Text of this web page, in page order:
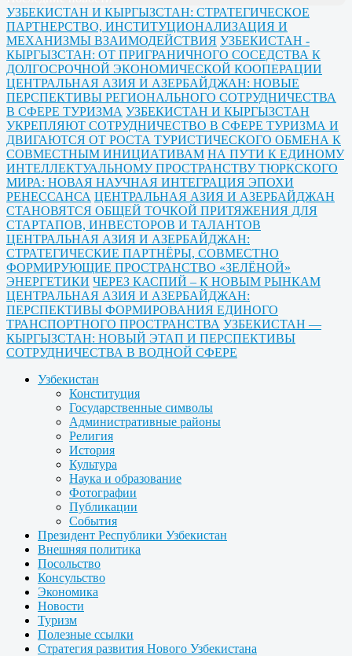
УЗБЕКИСТАН И КЫРГЫЗСТАН: СТРАТЕГИЧЕСКОЕ
ПАРТНЕРСТВО, ИНСТИТУЦИОНАЛИЗАЦИЯ И
МЕХАНИЗМЫ ВЗАИМОДЕЙСТВИЯ УЗБЕКИСТАН -
КЫРГЫЗСТАН: ОТ ПРИГРАНИЧНОГО СОСЕДСТВА К
ДОЛГОСРОЧНОЙ ЭКОНОМИЧЕСКОЙ КООПЕРАЦИИ
ЦЕНТРАЛЬНАЯ АЗИЯ И АЗЕРБАЙДЖАН: НОВЫЕ
ПЕРСПЕКТИВЫ РЕГИОНАЛЬНОГО СОТРУДНИЧЕСТВА
В СФЕРЕ ТУРИЗМА УЗБЕКИСТАН И КЫРГЫЗСТАН
УКРЕПЛЯЮТ СОТРУДНИЧЕСТВО В СФЕРЕ ТУРИЗМА И
ДВИГАЮТСЯ ОТ РОСТА ТУРИСТИЧЕСКОГО ОБМЕНА К
СОВМЕСТНЫМ ИНИЦИАТИВАМ НА ПУТИ К ЕДИНОМУ
ИНТЕЛЛЕКТУАЛЬНОМУ ПРОСТРАНСТВУ ТЮРКСКОГО
МИРА: НОВАЯ НАУЧНАЯ ИНТЕГРАЦИЯ ЭПОХИ
РЕНЕССАНСА ЦЕНТРАЛЬНАЯ АЗИЯ И АЗЕРБАЙДЖАН
СТАНОВЯТСЯ ОБЩЕЙ ТОЧКОЙ ПРИТЯЖЕНИЯ ДЛЯ
СТАРТАПОВ, ИНВЕСТОРОВ И ТАЛАНТОВ
ЦЕНТРАЛЬНАЯ АЗИЯ И АЗЕРБАЙДЖАН:
СТРАТЕГИЧЕСКИЕ ПАРТНЁРЫ, СОВМЕСТНО
ФОРМИРУЮЩИЕ ПРОСТРАНСТВО «ЗЕЛЁНОЙ»
ЭНЕРГЕТИКИ ЧЕРЕЗ КАСПИЙ – К НОВЫМ РЫНКАМ
ЦЕНТРАЛЬНАЯ АЗИЯ И АЗЕРБАЙДЖАН:
ПЕРСПЕКТИВЫ ФОРМИРОВАНИЯ ЕДИНОГО
ТРАНСПОРТНОГО ПРОСТРАНСТВА УЗБЕКИСТАН —
КЫРГЫЗСТАН: НОВЫЙ ЭТАП И ПЕРСПЕКТИВЫ
СОТРУДНИЧЕСТВА В ВОДНОЙ СФЕРЕ
Узбекистан
Конституция
Государственные символы
Административные районы
Религия
История
Культура
Наука и образование
Фотографии
Публикации
События
Президент Республики Узбекистан
Внешняя политика
Посольство
Консульство
Экономика
Новости
Туризм
Полезные ссылки
Стратегия развития Нового Узбекистана